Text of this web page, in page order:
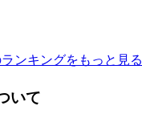
ンキングをもっと見る
いて